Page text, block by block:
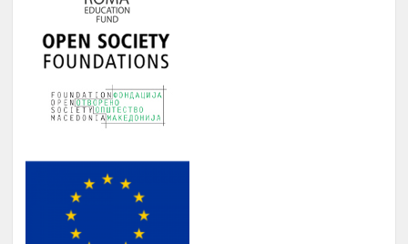
Студенти и корисници на
Ромаверзитас. Набавка на нови книги
потребни за користење од страна на
студентите на Ромаверзитас
МЕСЕЧНИ СОСТАНОЦИ СО
СТУДЕНТИТЕ НА РОМАВЕРЗИТАС И
СТУДЕНТИ И СРЕДНОШКОЛЦИ
КОРИСНИЦИ НА СТИПЕНДИЈА
НАДОГРАДБА НА ПЛАТФОРМА
Еромаверзитас И МОБИЛНА